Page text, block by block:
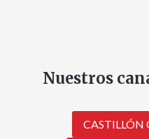
Nuestros
CASTILLÓN